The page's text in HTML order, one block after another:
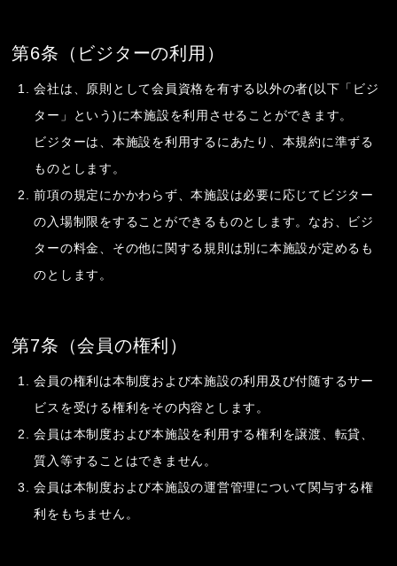
第6条（ビジターの利用）
会社は、原則として会員資格を有する以外の者(以下「ビジ
ター」という)に本施設を利用させることができます。
ビジターは、本施設を利用するにあたり、本規約に準ずる
ものとします。
前項の規定にかかわらず、本施設は必要に応じてビジター
の入場制限をすることができるものとします。なお、ビジ
ターの料金、その他に関する規則は別に本施設が定めるも
のとします。
第7条（会員の権利）
会員の権利は本制度および本施設の利用及び付随するサー
ビスを受ける権利をその内容とします。
会員は本制度および本施設を利用する権利を譲渡、転貸、
質入等することはできません。
会員は本制度および本施設の運営管理について関与する権
利をもちません。